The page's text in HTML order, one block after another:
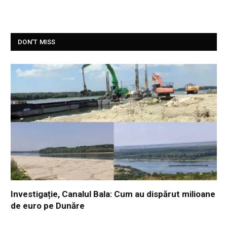
DON'T MISS
Investigație, Canalul Bala: Cum au dispărut milioane
de euro pe Dunăre